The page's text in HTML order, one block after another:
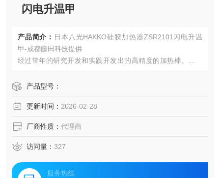
闪电升温甲
产品简介： 日本八光HAKKO硅胶加热器ZSR2101闪电升温
甲-成都藤田科技提供
经过常年的研究开发和实践开发出的高精度的加热棒。经发
长寿命发热线使用镍铬耐热合金。因为仕样耐热绝缘氧化
牢固性外壳部仕样的是不锈钢管(SUS304)。设计上经受得起
产品型号：
更新时间： 2026-02-28
厂商性质： 代理商
访问量： 327
服务热线